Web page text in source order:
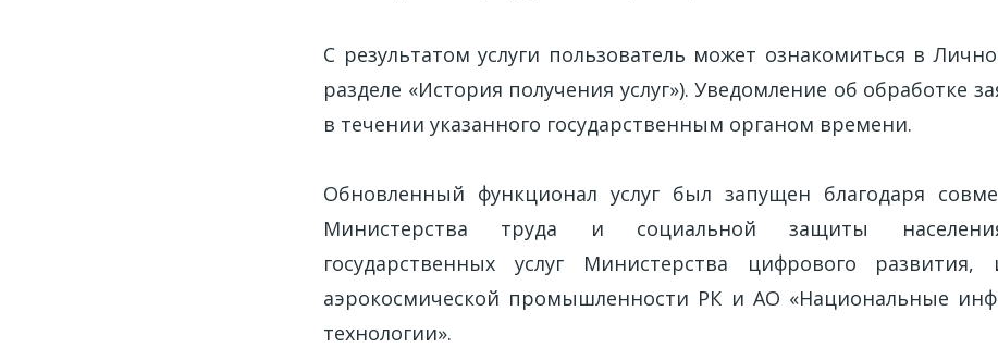
С результатом услуги пользователь может ознакомиться в
разделе «История получения услуг»). Уведомление об обработке
в течении указанного государственным органом времени.
Обновленный функционал услуг был запущен благодаря
Министерства труда и социальной защиты
государственных услуг Министерства цифрового
аэрокосмической промышленности РК и АО «Национальные
технологии».